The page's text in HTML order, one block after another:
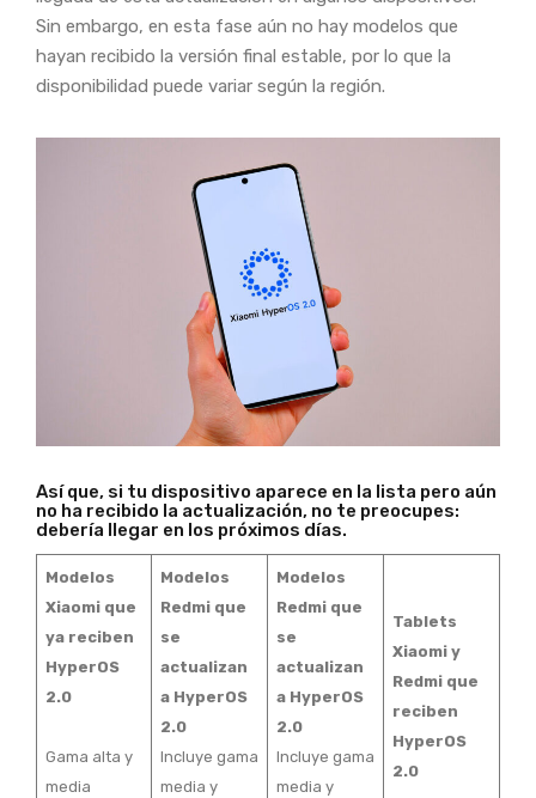
Sin embargo, en esta fase aún no hay modelos que
hayan recibido la versión final estable, por lo que la
disponibilidad puede variar según la región.
Así que, si tu dispositivo aparece en la lista pero aún
no ha recibido la actualización, no te preocupes:
debería llegar en los próximos días.
Modelos
Xiaomi que
ya reciben
HyperOS
2.0
Gama alta y
media
Modelos
Redmi que
se
actualizan
a HyperOS
2.0
Incluye gama
media y
Modelos
Redmi que
se
actualizan
a HyperOS
2.0
Incluye gama
media y
Tablets
Xiaomi y
Redmi que
reciben
HyperOS
2.0